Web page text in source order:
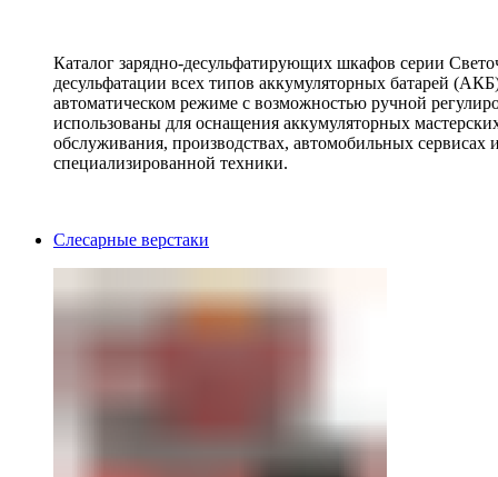
Каталог зарядно-десульфатирующих шкафов серии
десульфатации всех типов аккумуляторных батарей
автоматическом режиме с возможностью ручной
использованы для оснащения аккумуляторных
обслуживания, производствах, автомобильных
специализированной техники.
Слесарные верстаки